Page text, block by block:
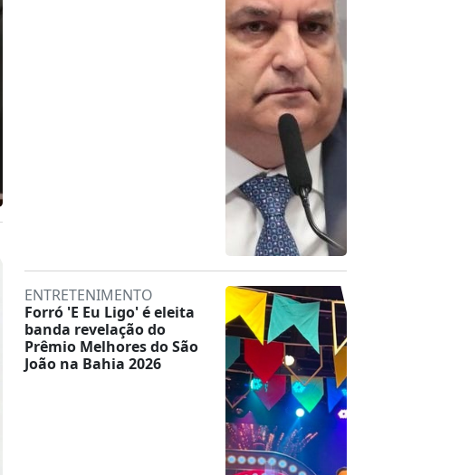
ENTRETENIMENTO
Forró 'E Eu Ligo' é eleita
banda revelação do
Prêmio Melhores do São
João na Bahia 2026